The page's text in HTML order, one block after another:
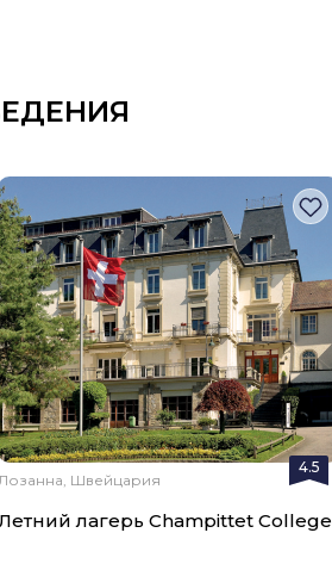
4.5
Швейцария
лагерь Champittet College